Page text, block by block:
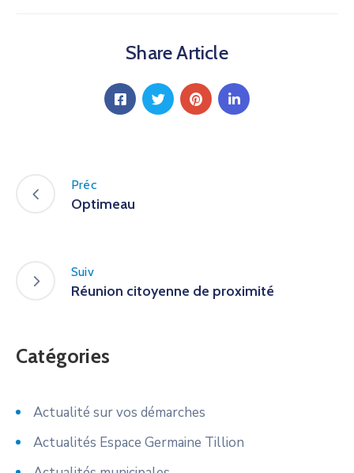
Share Article
Préc
Optimeau
Suiv
Réunion citoyenne de proximité
Catégories
Actualité sur vos démarches
Actualités Espace Germaine Tillion